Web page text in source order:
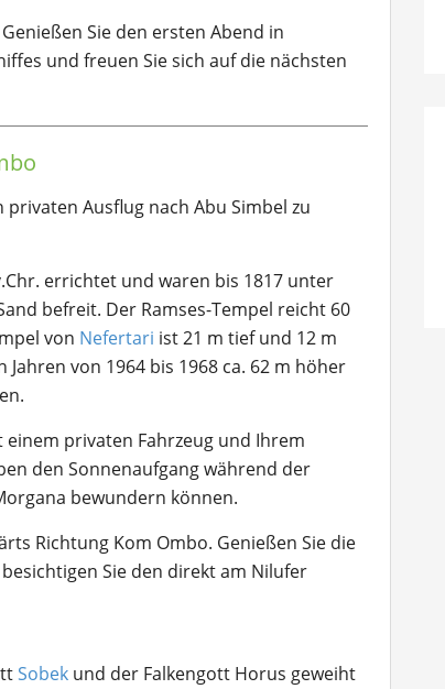
Sie den ersten Abend in
und freuen Sie sich auf die nächsten
Ausflug nach Abu Simbel zu
errichtet und waren bis 1817 unter
befreit. Der Ramses-Tempel reicht 60
von Nefertari ist 21 m tief und 12 m
von 1964 bis 1968 ca. 62 m höher
privaten Fahrzeug und Ihrem
den Sonnenaufgang während der
bewundern können.
Richtung Kom Ombo. Genießen Sie die
Sie den direkt am Nilufer
Sobek und der Falkengott Horus geweiht